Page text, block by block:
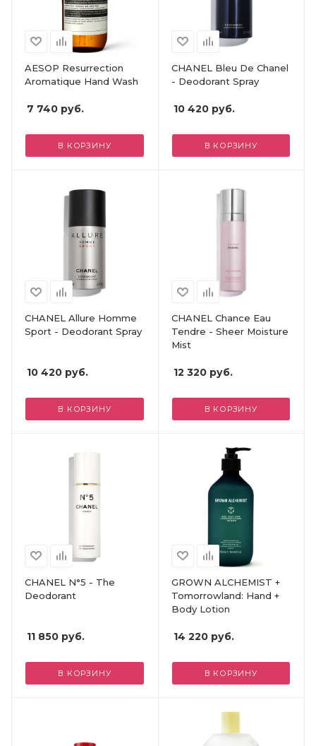
AESOP Resurrection
Aromatique Hand Wash
7 740 руб.
В КОРЗИНУ
CHANEL Bleu De Chanel
- Deodorant Spray
10 420руб.
В КОРЗИНУ
CHANEL Allure Homme
Sport - Deodorant Spray
10 420 руб.
В КОРЗИНУ
CHANEL Chance Eau
Tendre - Sheer Moisture
Mist
12 320руб.
В КОРЗИНУ
CHANEL N°5 - The
Deodorant
11 850 руб.
В КОРЗИНУ
GROWN ALCHEMIST +
Tomorrowland: Hand +
Body Lotion
14 220руб.
В КОРЗИНУ